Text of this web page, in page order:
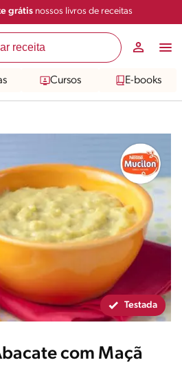
grátisnossos livros de receitas
Cursos E-books
Compartilhar
Testada
com Maçã